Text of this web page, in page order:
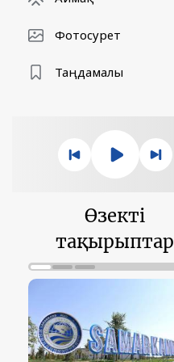
Фотосурет
Таңдамалы
Өзекті
тақырыптар